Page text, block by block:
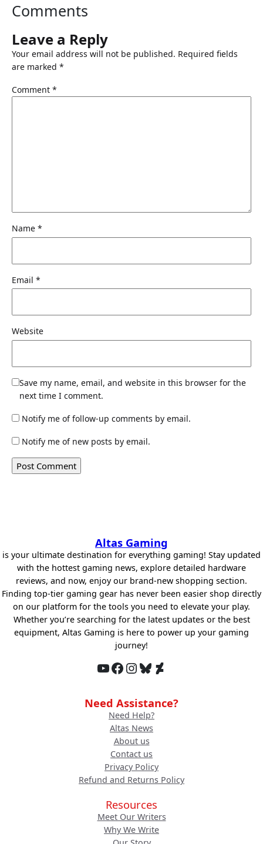
Comments
Leave a Reply
Your email address will not be published. Required fields
are marked *
Comment *
Name *
Email *
Website
Save my name, email, and website in this browser for the
next time I comment.
Notify me of follow-up comments by email.
Notify me of new posts by email.
Altas Gaming
is your ultimate destination for everything gaming! Stay updated
with the hottest gaming news, explore detailed hardware
reviews, and now, enjoy our brand-new shopping section.
Finding top-tier gaming gear has never been easier shop directly
on our platform for the tools you need to elevate your play.
Whether you’re searching for the latest updates or the best
equipment, Altas Gaming is here to power up your gaming
journey!
YouTube Facebook InstagramBluesky DeviantArt
Need Assistance?
Need Help?
Altas News
About us
Contact us
Privacy Policy
Refund and Returns Policy
Resources
Meet Our Writers
Why We Write